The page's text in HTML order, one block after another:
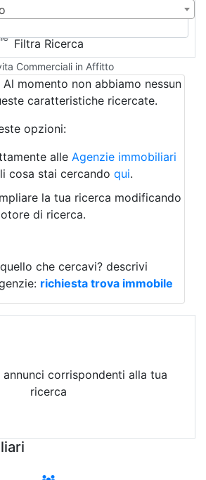
Commerciali in Affitto
Commerciale
commerciale
Filtra Ricerca
momento non abbiamo nessun
caratteristiche ricercate.
opzioni:
alle Agenzie immobiliari
cosa stai cercando qui.
la tua ricerca modificando
di ricerca.
che cercavi? descrivi
richiesta trova immobile
annunci corrispondenti alla tua
ricerca